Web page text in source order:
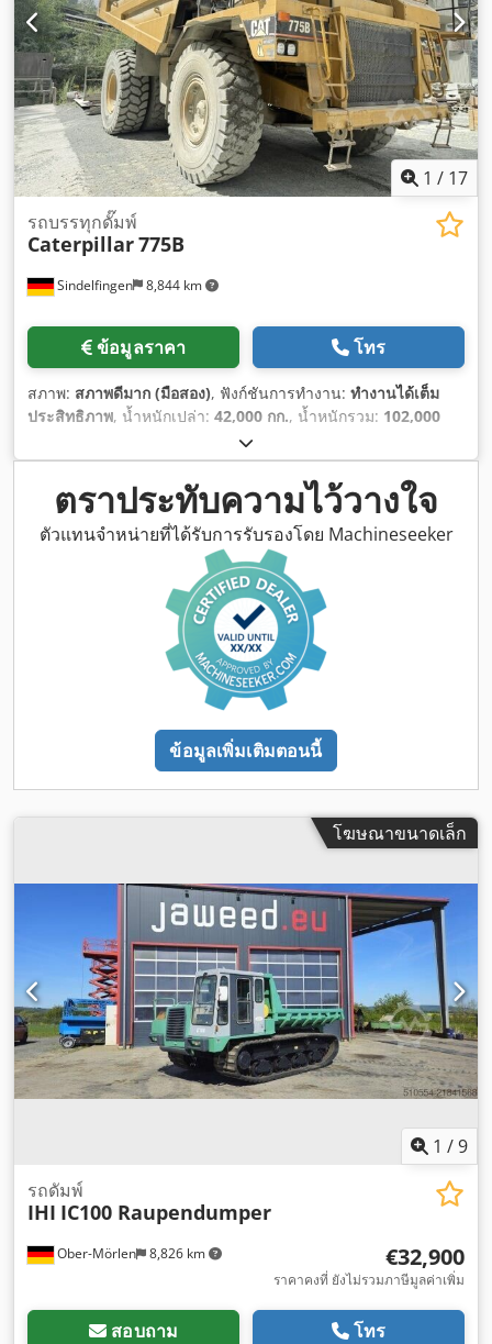
1 / 17
Sindelfingen 8,844 km
รถบรรทุกดั๊มพ์
Caterpillar775B
ข้อมูลราคา โทร
สภาพ: สภาพดีมาก (มือสอง), ฟังก์ชันการทำงาน: ทำงานได้เต็ม
ประสิทธิภาพ, น้ำหนักเปล่า: 42,000 กก., น้ำหนักรวม: 102,000
, ชั่วโมงการทำงาน:
ตราประทับความไว้วางใจ
ตัวแทนจำหน่ายที่ได้รับการรับรองโดย Machineseeker
ข้อมูลเพิ่มเติมตอนนี้
โฆษณาขนาดเล็ก
1 /9
Ober-Mörlen 8,826 km
รถดัมพ์
IHI IC100 Raupendumper
€32,900
ราคาคงที่ ยังไม่รวมภาษีมูลค่าเพิ่ม
สอบถาม โทร